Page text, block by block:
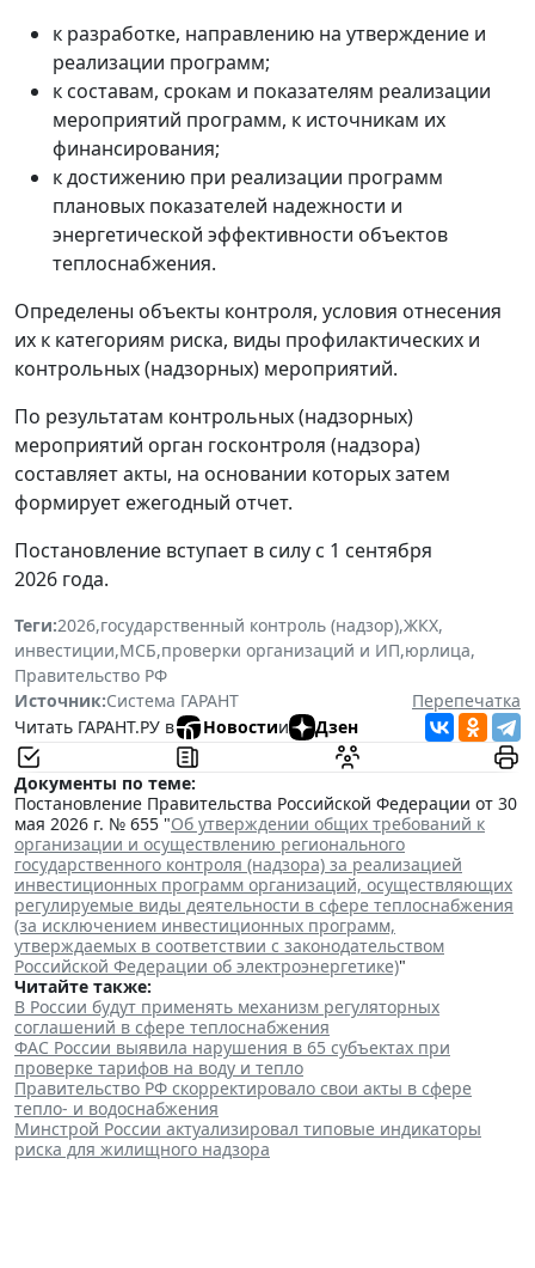
к разработке, направлению на утверждение и
реализации программ;
к составам, срокам и показателям реализации
мероприятий программ, к источникам их
финансирования;
к достижению при реализации программ
плановых показателей надежности и
энергетической эффективности объектов
теплоснабжения.
Определены объекты контроля, условия отнесения
их к категориям риска, виды профилактических и
контрольных (надзорных) мероприятий.
По результатам контрольных (надзорных)
мероприятий орган госконтроля (надзора)
составляет акты, на основании которых затем
формирует ежегодный отчет.
Постановление вступает в силу с 1 сентября
2026 года.
Теги:2026,государственный контроль (надзор),ЖКХ,
инвестиции,МСБ,проверки организаций и ИП,юрлица,
Правительство РФ
Источник:Система ГАРАНТ
Перепечатка
Читать ГАРАНТ.РУ в
Новостии Дзен
Документы по теме:
Постановление Правительства Российской Федерации от 30
мая 2026 г. № 655 "Об утверждении общих требований к
организации и осуществлению регионального
государственного контроля (надзора) за реализацией
инвестиционных программ организаций, осуществляющих
регулируемые виды деятельности в сфере теплоснабжения
(за исключением инвестиционных программ,
утверждаемых в соответствии с законодательством
Российской Федерации об электроэнергетике)"
Читайте также:
В России будут применять механизм регуляторных
соглашений в сфере теплоснабжения
ФАС России выявила нарушения в 65 субъектах при
проверке тарифов на воду и тепло
Правительство РФ скорректировало свои акты в сфере
тепло- и водоснабжения
Минстрой России актуализировал типовые индикаторы
риска для жилищного надзора